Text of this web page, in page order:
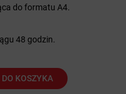
do formatu A4.
48 godzin.
DO KOSZYKA